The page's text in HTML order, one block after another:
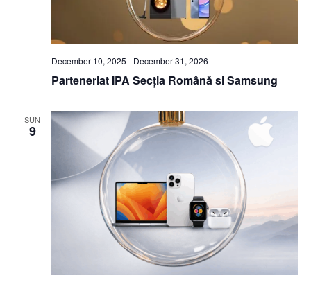
December 10, 2025 - December 31, 2026
Parteneriat IPA Secția Română si Samsung
SUN
9